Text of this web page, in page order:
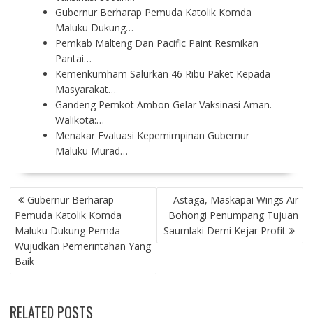
Gubernur Berharap Pemuda Katolik Komda
Maluku Dukung…
Pemkab Malteng Dan Pacific Paint Resmikan
Pantai…
Kemenkumham Salurkan 46 Ribu Paket Kepada
Masyarakat…
Gandeng Pemkot Ambon Gelar Vaksinasi Aman.
Walikota:…
Menakar Evaluasi Kepemimpinan Gubernur
Maluku Murad…
P
O
S
T
N
A
I
Gubernur Berharap
Pemuda Katolik Komda
Maluku Dukung Pemda
Wujudkan Pemerintahan Yang
Baik
Astaga, Maskapai Wings Air
Bohongi Penumpang Tujuan
Saumlaki Demi Kejar Profit
RELATED POSTS